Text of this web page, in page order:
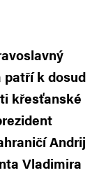
patří k dosud
křesťanské
Andrij
Vladimira